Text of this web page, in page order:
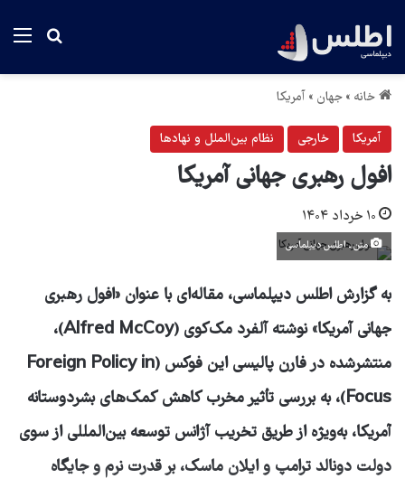
جستجو
خانه » جهان » آمریکا
آمریکا خارجی نظام بین‌الملل و نهادها
افول رهبری جهانی آمریکا
۱۰ خرداد ۱۴۰۴
متن ـ اطلس دیپلماسی
به گزارش اطلس دیپلماسی، مقاله‌ای با عنوان «افول رهبری
جهانی آمریکا» نوشته آلفرد مک‌کوی (Alfred McCoy)،
منتشرشده در فارن پالیسی این فوکس (Foreign Policy in
Focus)، به بررسی تأثیر مخرب کاهش کمک‌های بشردوستانه
آمریکا، به‌ویژه از طریق تخریب آژانس توسعه بین‌المللی از سوی
دولت دونالد ترامپ و ایلان ماسک، بر قدرت نرم و جایگاه